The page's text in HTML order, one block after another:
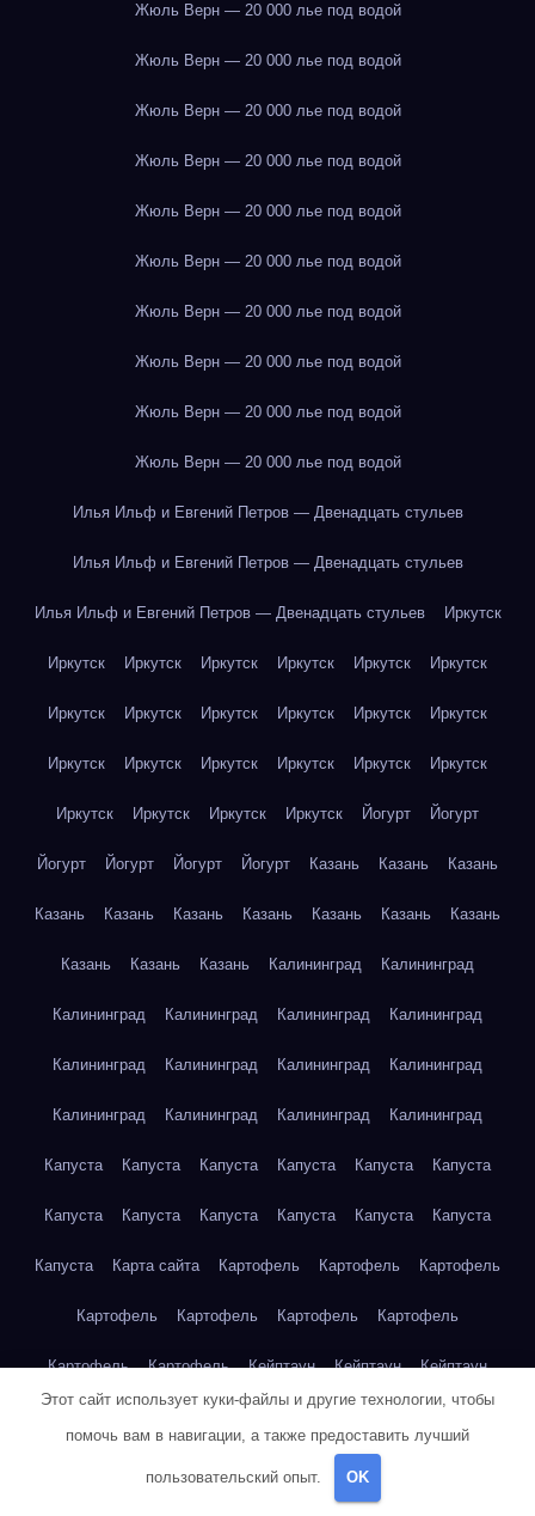
Жюль Верн — 20 000 лье под водой
Жюль Верн — 20 000 лье под водой
Жюль Верн — 20 000 лье под водой
Жюль Верн — 20 000 лье под водой
Жюль Верн — 20 000 лье под водой
Жюль Верн — 20 000 лье под водой
Жюль Верн — 20 000 лье под водой
Жюль Верн — 20 000 лье под водой
Жюль Верн — 20 000 лье под водой
Жюль Верн — 20 000 лье под водой
Илья Ильф и Евгений Петров — Двенадцать стульев
Илья Ильф и Евгений Петров — Двенадцать стульев
Илья Ильф и Евгений Петров — Двенадцать стульев Иркутск
Иркутск Иркутск Иркутск Иркутск Иркутск Иркутск
Иркутск Иркутск Иркутск Иркутск Иркутск Иркутск
Иркутск Иркутск Иркутск Иркутск Иркутск Иркутск
Иркутск Иркутск Иркутск Иркутск Йогурт Йогурт
Йогурт Йогурт Йогурт Йогурт Казань Казань Казань
Казань Казань Казань Казань Казань Казань Казань
Казань Казань Казань Калининград Калининград
Калининград Калининград Калининград Калининград
Калининград Калининград Калининград Калининград
Калининград Калининград Калининград Калининград
Капуста Капуста Капуста Капуста Капуста Капуста
Капуста Капуста Капуста Капуста Капуста Капуста
Капуста Карта сайта Картофель Картофель Картофель
Картофель Картофель Картофель Картофель
Картофель Картофель Кейптаун Кейптаун Кейптаун
Кейптаун Кейптаун
Этот сайт использует куки-файлы и другие технологии, чтобы
помочь вам в навигации, а также предоставить лучший
пользовательский опыт. OK